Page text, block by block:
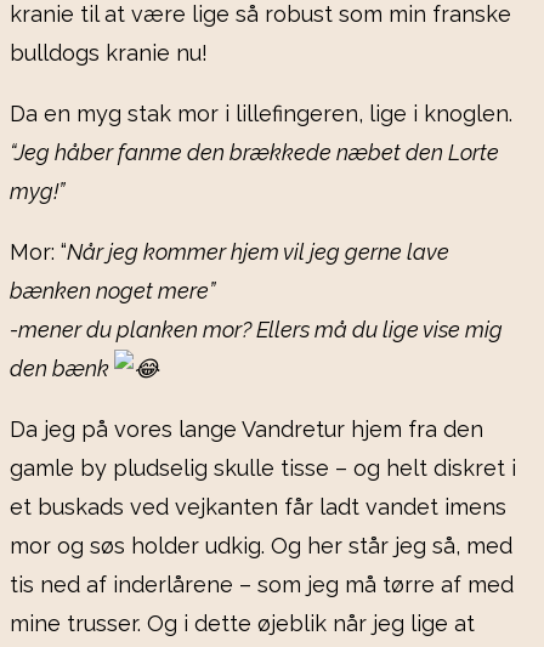
kranie til at være lige så robust som min franske
bulldogs kranie nu!
Da en myg stak mor i lillefingeren, lige i knoglen.
“Jeg håber fanme den brækkede næbet den Lorte
myg!”
Mor: “Når jeg kommer hjem vil jeg gerne lave
bænken noget mere”
-mener du planken mor? Ellers må du lige vise mig
den bænk
Da jeg på vores lange Vandretur hjem fra den
gamle by pludselig skulle tisse – og helt diskret i
et buskads ved vejkanten får ladt vandet imens
mor og søs holder udkig. Og her står jeg så, med
tis ned af inderlårene – som jeg må tørre af med
mine trusser. Og i dette øjeblik når jeg lige at